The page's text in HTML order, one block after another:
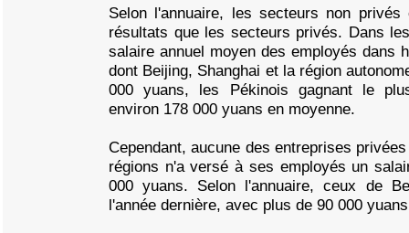
Selon l'annuaire, les secteurs non
résultats que les secteurs privés. Dans
salaire annuel moyen des employés dans
dont Beijing, Shanghai et la région
000 yuans, les Pékinois gagnant le
environ 178 000 yuans en moyenne.
Cependant, aucune des entreprises
régions n'a versé à ses employés un
000 yuans. Selon l'annuaire, ceux de
l'année dernière, avec plus de 90 000